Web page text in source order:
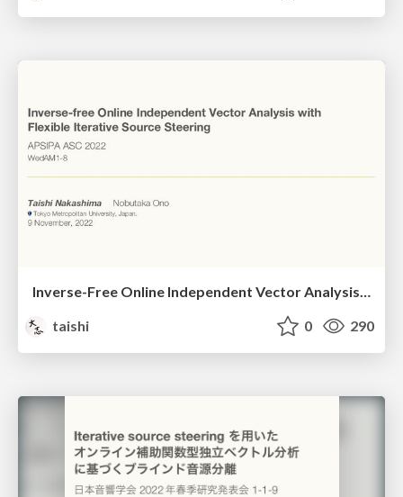
taishi
0 290